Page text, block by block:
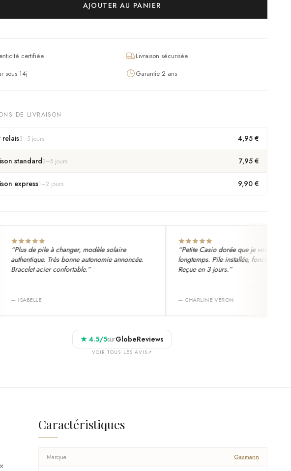
AJOUTER AU PANIER
certifiée
Livraison sécurisée
sous 14j
Garantie 2 ans
DE LIVRAISON
relais3–5 jours 4,95 €
standard3–5 jours 7,95 €
express1–2 jours 9,90 €
Plus de pile à changer, modèle solaire
Très bonne autonomie annoncée.
acier confortable.”
ISABELLE
Petite Casio dorée que je voulais depuis
longtemps. Pile installée, fonctionne nickel.
Reçue en 3 jours.”
CHARLINE VERON
★ 4.5/5surGlobeReviews
VOIR TOUS LES AVIS↗
Caractéristiques
Marque Gasmann